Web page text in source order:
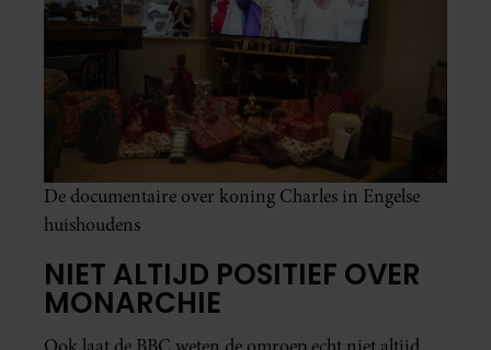
De documentaire over koning Charles in Engelse
huishoudens
NIET ALTIJD POSITIEF OVER
MONARCHIE